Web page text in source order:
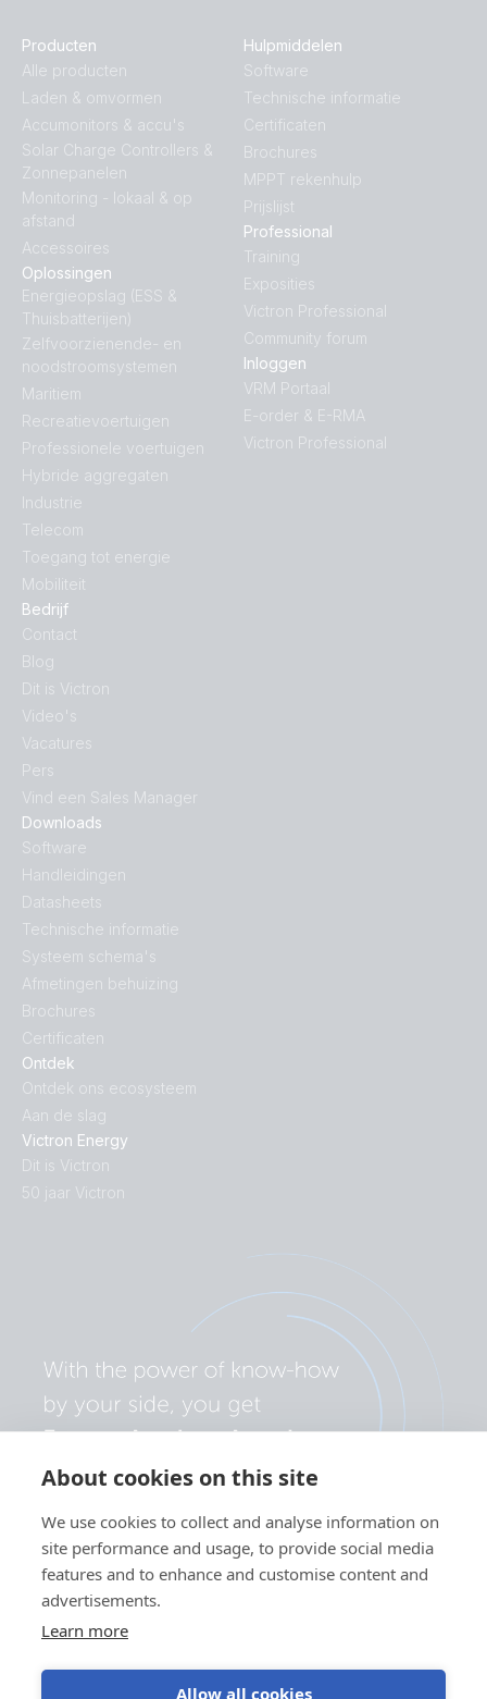
About cookies on this site
We use cookies to collect and analyse information on
site performance and usage, to provide social media
features and to enhance and customise content and
advertisements.
Learn more
Allow all cookies
Producten
Alle producten
Laden & omvormen
Accumonitors & accu's
Solar Charge Controllers &
Zonnepanelen
Monitoring - lokaal & op
afstand
Accessoires
Ontdek
Ontdek ons ecosysteem
Aan de slag
Victron Energy
Dit is Victron
50 jaar Victron
Downloads
Software
Handleidingen
Datasheets
Technische informatie
Systeem schema's
Afmetingen behuizing
Brochures
Certificaten
Oplossingen
Energieopslag (ESS &
Thuisbatterijen)
Zelfvoorzienende- en
noodstroomsystemen
Maritiem
Recreatievoertuigen
Professionele voertuigen
Hybride aggregaten
Industrie
Telecom
Toegang tot energie
Mobiliteit
Bedrijf
Contact
Blog
Dit is Victron
Video's
Vacatures
Pers
Vind een Sales Manager
Hulpmiddelen
Software
Technische informatie
Certificaten
Brochures
MPPT rekenhulp
Prijslijst
Professional
Training
Exposities
Victron Professional
Community forum
Inloggen
VRM Portaal
E-order & E-RMA
Victron Professional